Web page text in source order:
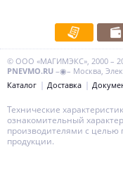
© ООО «МАГИМЭКС», 2000 –
PNEVMO.RU –◉– Москва,
Каталог
Доставка
Технические
ознакомительный
производителями с целью
продукции.